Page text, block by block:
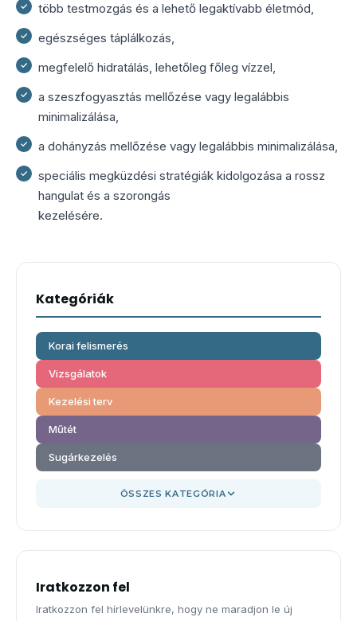
több testmozgás és a lehető legaktívabb életmód,
egészséges táplálkozás,
megfelelő hidratálás, lehetőleg főleg vízzel,
a szeszfogyasztás mellőzése vagy legalábbis
minimalizálása,
a dohányzás mellőzése vagy legalábbis minimalizálása,
speciális megküzdési stratégiák kidolgozása a rossz
hangulat és a szorongás
kezelésére.
Kategóriák
Korai felismerés
Vizsgálatok
Kezelési terv
Műtét
Sugárkezelés
ÖSSZES KATEGÓRIA
Iratkozzon fel
Iratkozzon fel hírlevelünkre, hogy ne maradjon le új